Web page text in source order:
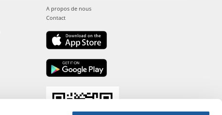
A propos de nous
Contact